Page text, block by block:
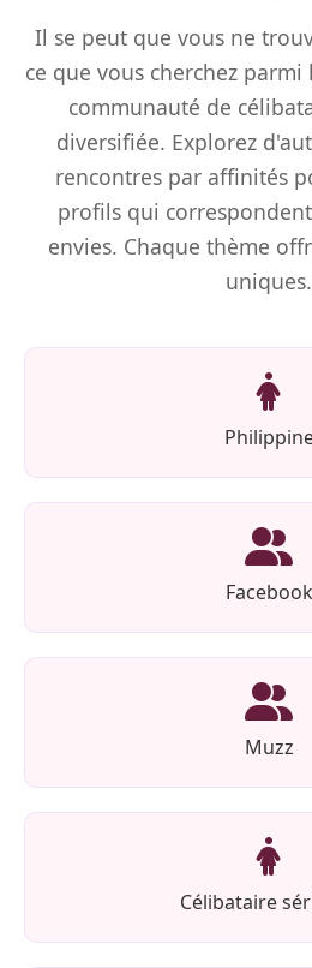
Il se peut que vous ne
ce que vous cherchez parmi
communauté de
diversifiée. Explorez
rencontres par affinités
profils qui
envies. Chaque thème
uniques.
Facebook
Muzz
Célibataire